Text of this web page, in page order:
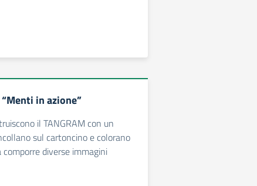
in azione”
il TANGRAM con un
sul cartoncino e colorano
comporre diverse immagini